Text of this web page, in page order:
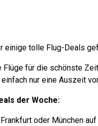
einige tolle Flug-Deals
für die schönste
nur eine Auszeit
der Woche:
oder München